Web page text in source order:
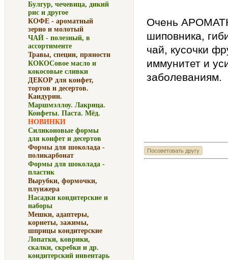
Булгур, чечевица, дикий
рис и другое
КОФЕ - ароматный
зерно и молотый
ЧАЙ - полезный, в
ассортименте
Травы, специи, пряности
КОКОСовое масло и
кокосовые сливки
ДЕКОР для конфет,
тортов и десертов.
Кандурин.
Маршмэллоу. Лакрица.
Конфеты. Паста. Мёд.
НОВИНКИ
Силиконовые формы
для конфет и десертов
Формы для шоколада -
поликарбонат
Формы для шоколада -
пластик
Вырубки, формочки,
плунжера
Насадки кондитерские и
наборы
Мешки, адаптеры,
корнеты, зажимы,
шприцы кондитерские
Лопатки, коврики,
скалки, скребки и др.
кондитерский инвентарь
Очень
шиповника,
чай, кусочки
иммунитет и
заболеваниям.